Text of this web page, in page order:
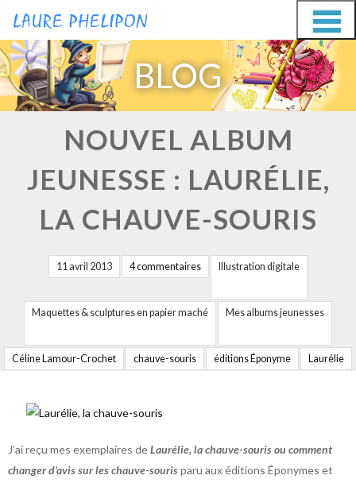
Aller
au
contenu
Aller
au
contenu
BLOG
NOUVEL ALBUM
JEUNESSE : LAURÉLIE,
LA CHAUVE-SOURIS
11 avril 2013 4 commentaires Illustration digitale
Maquettes & sculptures en papier maché Mes albums jeunesses
Céline Lamour-Crochet chauve-souris éditions Éponyme Laurélie
J’ai reçu mes exemplaires deLaurélie, la chauve-souris ou comment
changer d’avis sur les chauve-sourisparu aux éditions Éponymes et